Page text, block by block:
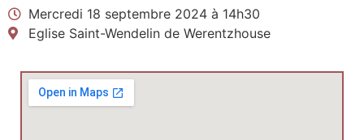
Mercredi 18 septembre 2024 à 14h30
Eglise Saint-Wendelin de Werentzhouse